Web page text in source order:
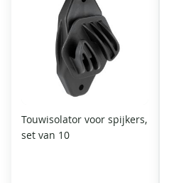
Touwisolator voor spijkers,
set van 10